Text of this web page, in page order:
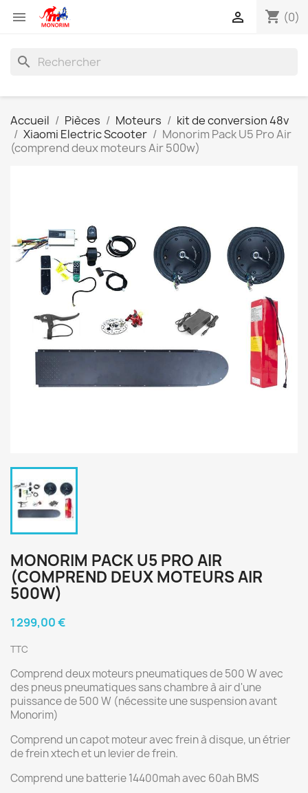
 shopping_cart (0)

search
Accueil Pièces Moteurs
kit de conversion 48v
Xiaomi Electric Scooter
Monorim Pack U5 Pro Air
(comprend deux moteurs Air 500w)
MONORIM PACK U5 PRO AIR
(COMPREND DEUX MOTEURS AIR
500W)
1 299,00 €
TTC
Comprend deux moteurs pneumatiques de 500 W avec
des pneus pneumatiques sans chambre à air d'une
puissance de 500 W (nécessite une suspension avant
Monorim)
Comprend un capot moteur avec frein à disque, un étrier
de frein xtech et un levier de frein.
Comprend une batterie 14400mah avec 60ah BMS